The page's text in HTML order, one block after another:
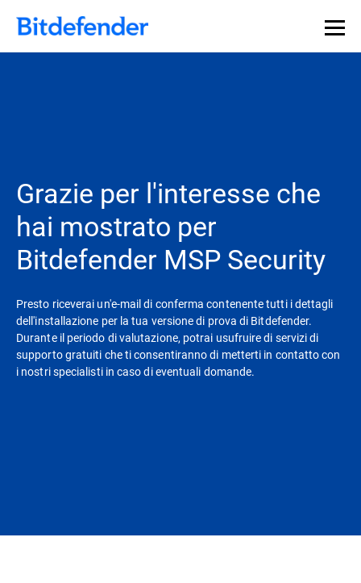
Grazie per l'interesse che
hai mostrato per
Bitdefender MSP Security
Presto riceverai un'e-mail di conferma contenente tutti i dettagli
dell'installazione per la tua versione di prova di Bitdefender.
Durante il periodo di valutazione, potrai usufruire di servizi di
supporto gratuiti che ti consentiranno di metterti in contatto con
i nostri specialisti in caso di eventuali domande.